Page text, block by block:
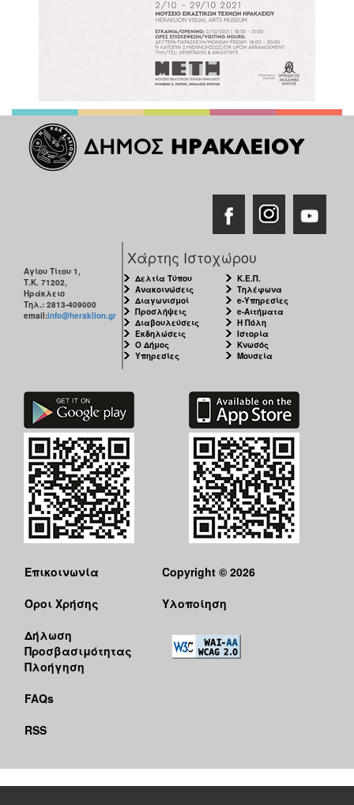
Αγίου Τίτου 1,
Τ.Κ. 71202,
Ηράκλειο
Τηλ.: 2813-409000
email:info@heraklion.gr
Χάρτης Ιστοχώρου
Δελτία Τύπου
Ανακοινώσεις
Διαγωνισμοί
Προσλήψεις
Διαβουλεύσεις
Εκδηλώσεις
Ο Δήμος
Υπηρεσίες
Κ.Ε.Π.
Τηλέφωνα
e-Υπηρεσίες
e-Αιτήματα
Η Πόλη
Ιστορία
Κνωσός
Μουσεία
Επικοινωνία
Όροι Χρήσης
Δήλωση
Προσβασιμότητας
Πλοήγηση
FAQs
RSS
Copyright © 2026
Υλοποίηση